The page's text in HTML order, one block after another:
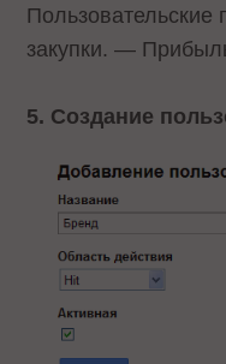
Пользовательские
закупки. —
5. Создание